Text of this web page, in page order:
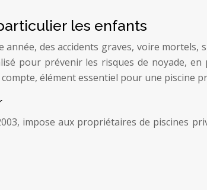
les enfants
des accidents graves, voire
pour prévenir les risques de noyade,
élément essentiel pour une piscine
impose aux propriétaires de piscines